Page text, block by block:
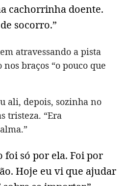
cachorrinha doente.
socorro.”
atravessando a pista
braços “o pouco que
ali, depois, sozinha no
tristeza. “Era
foi só por ela. Foi por
Hoje eu vi que ajudar